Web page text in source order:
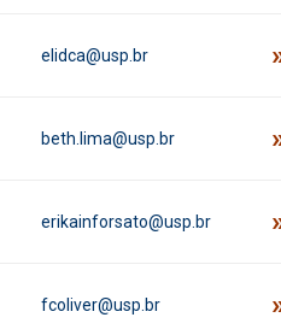
elidca@usp.br
beth.lima@usp.br
erikainforsato@usp.br
fcoliver@usp.br